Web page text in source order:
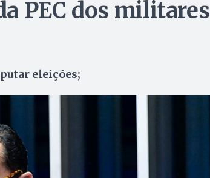
PEC dos militares
eleições;